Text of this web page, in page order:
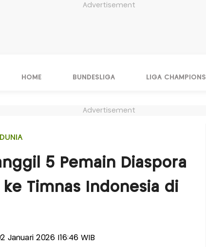
Advertisement
HOME BUNDESLIGA LIGA CHAMPIONS
Advertisement
5 Pemain Diaspora
Timnas Indonesia di
Januari 2026 |16:46 WIB